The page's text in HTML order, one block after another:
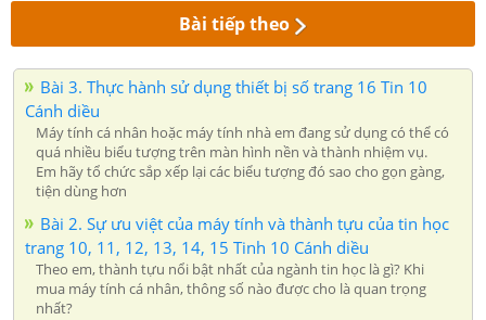
Bài tiếp theo
Bài 3. Thực hành sử dụng thiết bị số trang 16 Tin 10
Cánh diều
Máy tính cá nhân hoặc máy tính nhà em đang sử dụng có thể có
quá nhiều biểu tượng trên màn hình nền và thành nhiệm vụ.
Em hãy tổ chức sắp xếp lại các biểu tượng đó sao cho gọn gàng,
tiện dùng hơn
Bài 2. Sự ưu việt của máy tính và thành tựu của tin học
trang 10, 11, 12, 13, 14, 15 Tinh 10 Cánh diều
Theo em, thành tựu nổi bật nhất của ngành tin học là gì? Khi
mua máy tính cá nhân, thông số nào được cho là quan trọng
nhất?